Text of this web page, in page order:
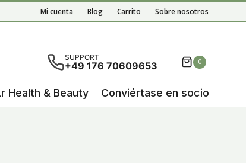
Mi cuenta Blog Carrito Sobre nosotros
autocompletados, puedes utilizar las
SUPPORT
+49 176 70609653 0
Health & Beauty Conviértase en socio